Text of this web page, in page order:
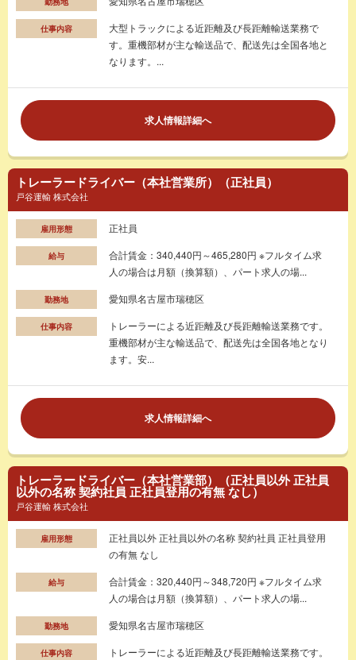
仕事内容
大型トラックによる近距離及び長距離輸送業務で
す。重機部材が主な輸送品で、配送先は全国各地と
なります。...
求人情報詳細へ
トレーラードライバー（本社営業所）（正社員）
戸谷運輸 株式会社
雇用形態 正社員
給与
合計賃金：340,440円～465,280円 ※フルタイム求
人の場合は月額（換算額）、パート求人の場...
勤務地 愛知県名古屋市瑞穂区
仕事内容
トレーラーによる近距離及び長距離輸送業務です。
重機部材が主な輸送品で、配送先は全国各地となり
ます。安...
求人情報詳細へ
トレーラードライバー（本社営業部）（正社員以外 正社員
以外の名称 契約社員 正社員登用の有無 なし）
戸谷運輸 株式会社
雇用形態
正社員以外 正社員以外の名称 契約社員 正社員登用
の有無 なし
給与
合計賃金：320,440円～348,720円 ※フルタイム求
人の場合は月額（換算額）、パート求人の場...
勤務地 愛知県名古屋市瑞穂区
仕事内容
トレーラーによる近距離及び長距離輸送業務です。